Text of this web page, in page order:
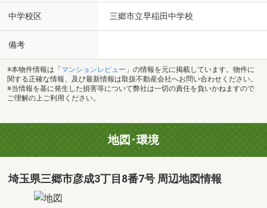
中学校区 三郷市立早稲田中学校
備考
※本物件情報は「 マンションレビュー 」の情報を元に掲載しています。物件に
関する正確な情報、及び最新情報は取扱不動産会社へお問い合わせください。
※当情報を基に発生した損害等について弊社は一切の責任を負いかねますので
ご理解の上ご利用ください。
地図･環境
埼玉県三郷市彦成3丁目8番7号 周辺地図情報